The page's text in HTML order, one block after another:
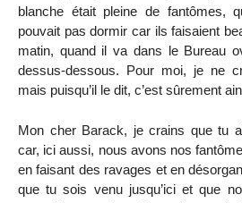
blanche était pleine de fantômes,
pouvait pas dormir car ils faisaient
matin, quand il va dans le Bureau
dessus-dessous. Pour moi, je ne
mais puisqu’il le dit, c’est sûrement
Mon cher Barack, je crains que tu
car, ici aussi, nous avons nos
en faisant des ravages et en
que tu sois venu jusqu’ici et que